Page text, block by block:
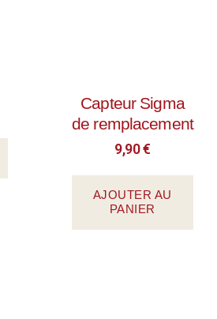
Capteur Sigma
de remplacement
9,90€
AJOUTER AU
PANIER